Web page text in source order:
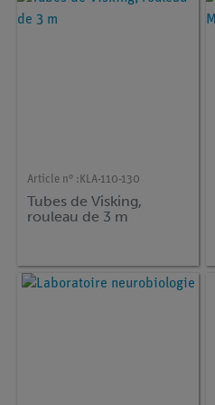
Article n° : KLA-110-130
Tubes de Visking,
rouleau de 3 m